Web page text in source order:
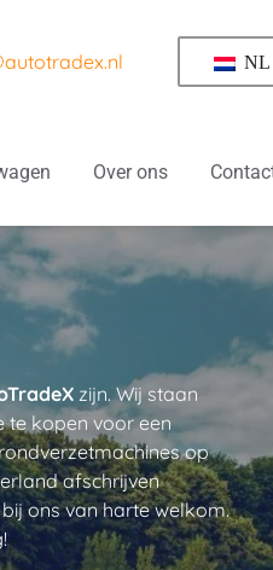
NL
Over ons
zijn. Wij staan
te kopen voor een
op
afschrijven
ons van harte welkom.